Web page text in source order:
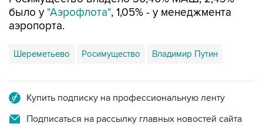
было у "Аэрофлота", 1,05% - у менеджмента
аэропорта.
Шереметьево Росимущество Владимир Путин
Купить подписку на профессиональную ленту
Подписаться на рассылку главных новостей сайта